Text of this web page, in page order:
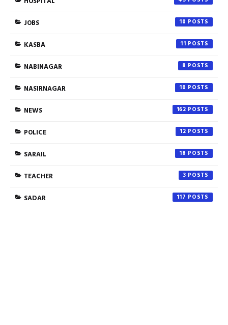
JOBS 10
KASBA 11
NABINAGAR 8
NASIRNAGAR 10
NEWS 162
POLICE 12
SARAIL 18
TEACHER 3
SADAR 117